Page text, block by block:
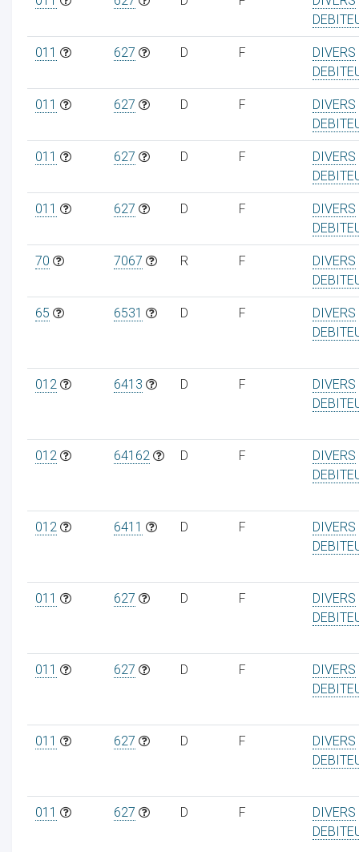
011 627 D F
DIVERS
011 627 D F
DIVERS
011 627 D F
DIVERS
011 627 D F
DIVERS
70 7067 R F
DIVERS
65 6531 D F
DIVERS
012 6413 D F
DIVERS
012 64162 D F
DIVERS
012 6411 D F
DIVERS
011 627 D F
DIVERS
011 627 D F
DIVERS
011 627 D F
DIVERS
011 627 D F
DIVERS